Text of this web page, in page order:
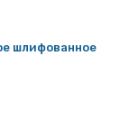
шлифованное